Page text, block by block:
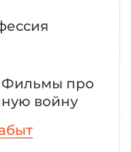
Фильмы про
войну